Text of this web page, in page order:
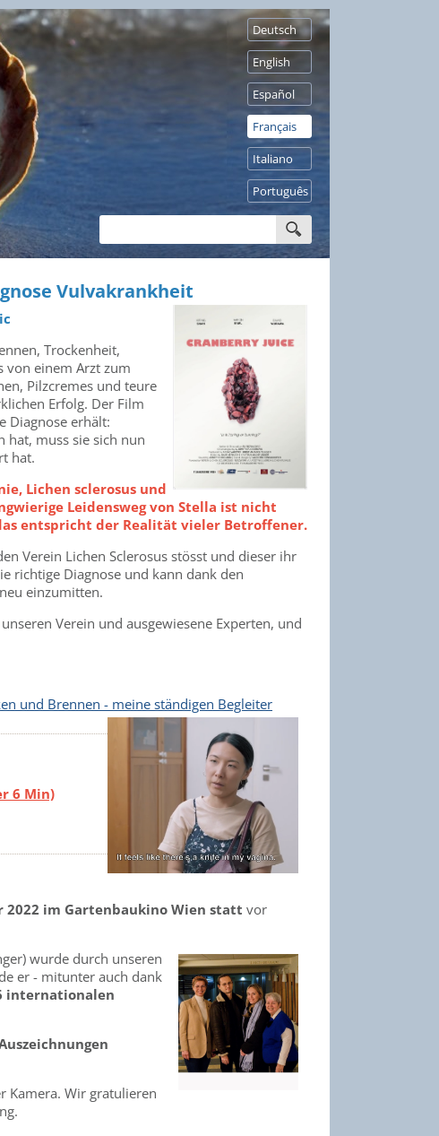
Deutsch
English
Español
Français
Italiano
Português
Vulvakrankheit
Trockenheit,
von einem Arzt zum
Pilzcremes und teure
Erfolg. Der Film
Diagnose erhält:
hat, muss sie sich nun
hat.
Lichen sclerosus und
Leidensweg von Stella ist nicht
entspricht der Realität vieler Betroffener.
Verein Lichen Sclerosus stösst und dieser ihr
richtige Diagnose und kann dank den
einzumitten.
Verein und ausgewiesene Experten, und
und Brennen - meine ständigen Begleiter
6 Min)
2022 im Gartenbaukino Wien statt vor
wurde durch unseren
er - mitunter auch dank
internationalen
Kamera. Wir gratulieren